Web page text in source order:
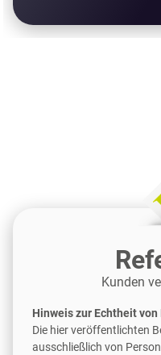
Kunden
Hinweis zur Echtheit
Die hier veröffentlichten
ausschließlich von